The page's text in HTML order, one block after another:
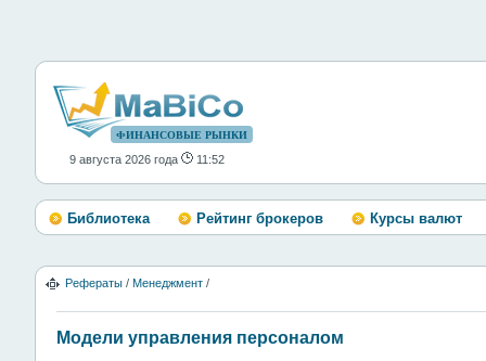
ФИНАНСОВЫЕ РЫНКИ
9 августа 2026 года 11:52
Библиотека Рейтинг брокеров Курсы валют
Рефераты / Менеджмент /
Модели управления персоналом